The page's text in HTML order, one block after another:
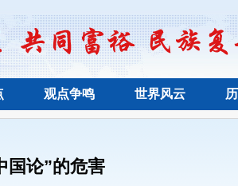
观点争鸣 世界风云
国论”的危害